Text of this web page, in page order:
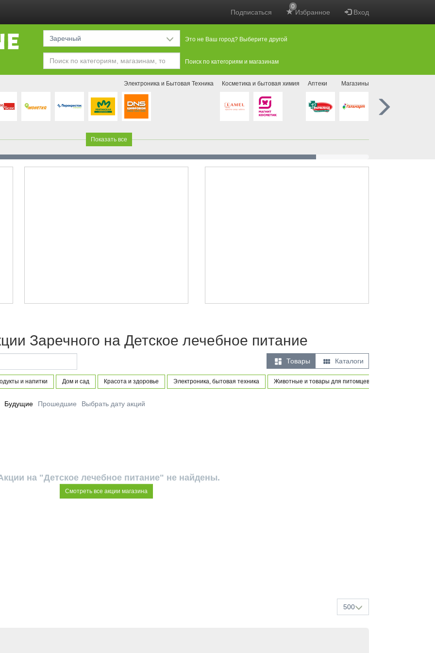
Подписаться Избранное
0
Вход
Заречный Это не Ваш город? Выберите другой
Поиск по категориям и магазинам
Электроника и Бытовая Техника Косметика и бытовая химия Аптеки Магазины нового формата
Показать все
Заречного на Детское лечебное питание
 Товары  Каталоги
и напитки Дом и сад Красота и здоровье Электроника, бытовая техника Животные и товары для питомцев
Будущие Прошедшие Выбрать дату акций
на "Детское лечебное питание" не найдены.
Смотреть все акции магазина
500